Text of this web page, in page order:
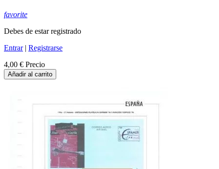
favorite
Debes de estar registrado
Entrar| Registrarse
4,00 € Precio
Añadir al carrito